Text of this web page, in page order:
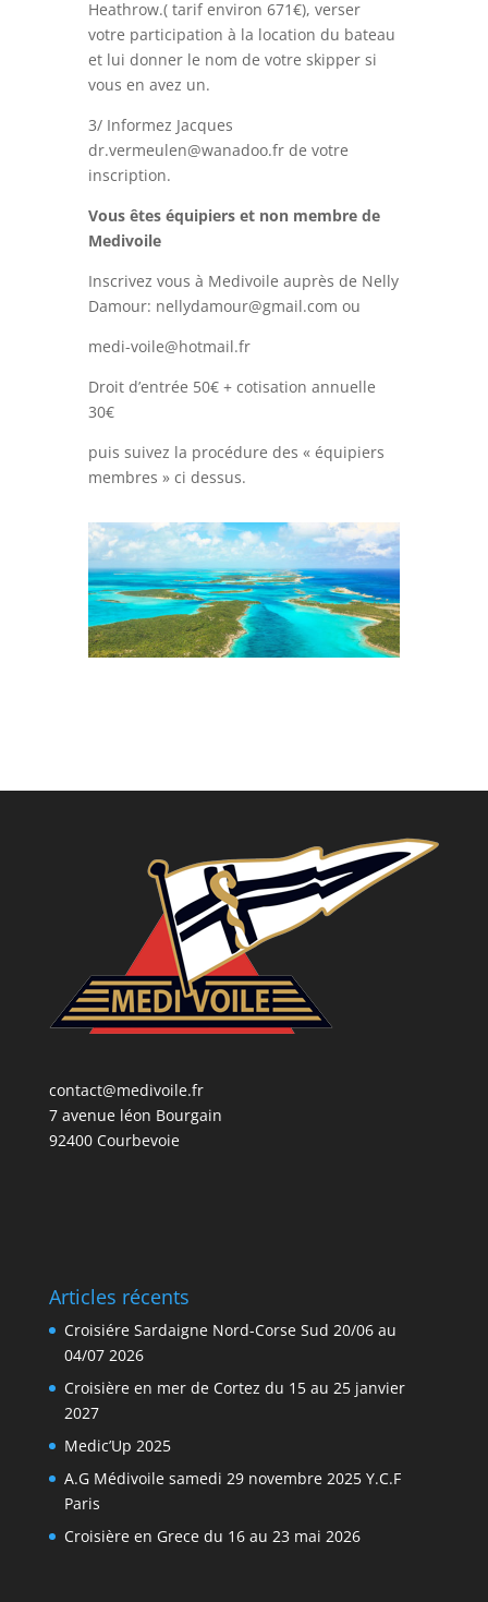
Heathrow.( tarif environ 671€), verser
votre participation à la location du bateau
et lui donner le nom de votre skipper si
vous en avez un.
3/ Informez Jacques
dr.vermeulen@wanadoo.fr de votre
inscription.
Vous êtes équipiers et non membre de
Medivoile
Inscrivez vous à Medivoile auprès de Nelly
Damour: nellydamour@gmail.com ou
medi-voile@hotmail.fr
Droit d’entrée 50€ + cotisation annuelle
30€
puis suivez la procédure des « équipiers
membres » ci dessus.
contact@medivoile.fr
7 avenue léon Bourgain
92400 Courbevoie
Articles récents
Croisiére Sardaigne Nord-Corse Sud 20/06 au
04/07 2026
Croisière en mer de Cortez du 15 au 25 janvier
2027
Medic’Up 2025
A.G Médivoile samedi 29 novembre 2025 Y.C.F
Paris
Croisière en Grece du 16 au 23 mai 2026